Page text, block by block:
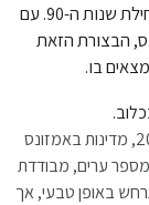
ריו נגרו, נמצא בשפל שיא מאז תחילת המדידות בתחילת שנות ה-90. עם
הבצורת הזאת
בו.
אגם קבליאנה, במנאקאפורו, מדינת אמזונס. ב-2023, מדינות באמזונס
ערים, מבודדת
באופן טבעי, אך